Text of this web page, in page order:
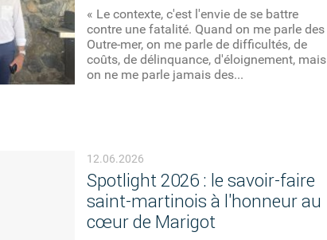
« Le contexte, c'est l'envie de se battre
contre une fatalité. Quand on me parle des
Outre-mer, on me parle de difficultés, de
coûts, de délinquance, d'éloignement, mais
on ne me parle jamais des...
12.06.2026
Spotlight 2026 : le savoir-faire
saint-martinois à l'honneur au
cœur de Marigot